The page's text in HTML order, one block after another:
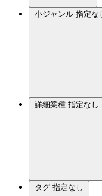
小ジャンル 指定な
詳細業種 指定なし
タグ 指定なし